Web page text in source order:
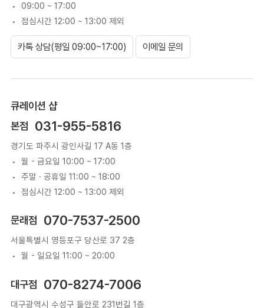
09:00 ~ 17:00
점심시간 12:00 ~ 13:00 제외
카톡 상담(평일 09:00~17:00) 이메일 문의
큐레이션 샵
본점
031-955-5816
경기도 파주시 광인사길 17 A동 1층
월 - 금요일 10:00 ~ 17:00
주말 · 공휴일 11:00 ~ 18:00
점심시간 12:00 ~ 13:00 제외
문래점 070-7537-2500
서울특별시 영등포구 당산로 37 2층
월 - 일요일 11:00 ~ 20:00
대구점 070-8274-7006
대구광역시 수성구 들안로 231번길 1층